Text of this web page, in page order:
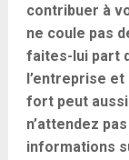
contribuer à
ne coule pas
faites-lui part
l’entreprise
fort peut
n’attendez
informations